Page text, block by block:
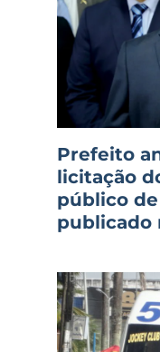
Prefeito
licitação
público
publicado